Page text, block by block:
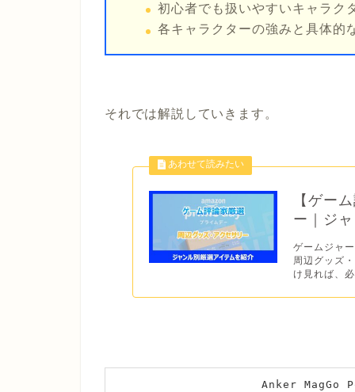
初心者でも扱いやすいキャラク
各キャラクターの強みと具体的
それでは解説していきます。
【ゲー
ー｜ジ
ゲームジャ
周辺グッズ
け見れば、
Anker MagGo